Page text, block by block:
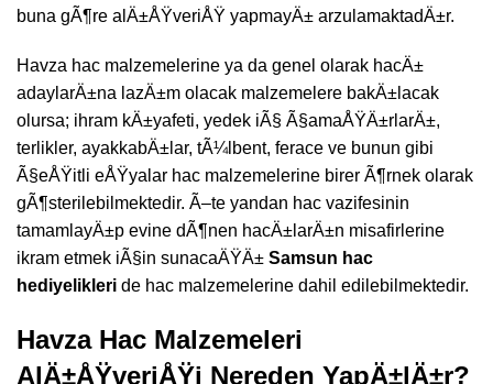
buna gÃ¶re alÄ±ÅŸveriÅŸ yapmayÄ± arzulamaktadÄ±r.
Havza hac malzemelerine ya da genel olarak hacÄ±
adaylarÄ±na lazÄ±m olacak malzemelere bakÄ±lacak
olursa; ihram kÄ±yafeti, yedek iÃ§ Ã§amaÅŸÄ±rlarÄ±,
terlikler, ayakkabÄ±lar, tÃ¼lbent, ferace ve bunun gibi
Ã§eÅŸitli eÅŸyalar hac malzemelerine birer Ã¶rnek olarak
gÃ¶sterilebilmektedir. Ã–te yandan hac vazifesinin
tamamlayÄ±p evine dÃ¶nen hacÄ±larÄ±n misafirlerine
ikram etmek iÃ§in sunacaÄŸÄ± Samsun hac
hediyelikleri de hac malzemelerine dahil edilebilmektedir.
Havza Hac Malzemeleri
AlÄ±ÅŸveriÅŸi Nereden YapÄ±lÄ±r?